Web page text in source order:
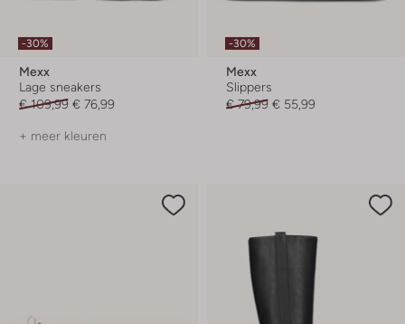
-30%
Mexx
Lage sneakers
€ 109,99 € 76,99
+ meer kleuren
-30%
Mexx
Slippers
€ 79,99 € 55,99